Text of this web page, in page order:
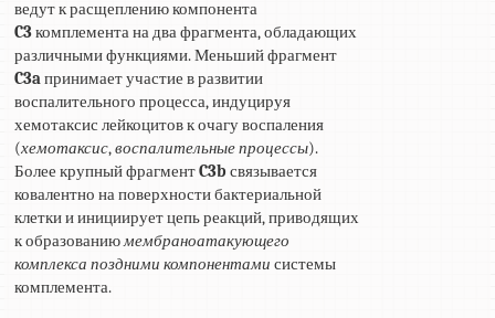
ведут к расщеплению компонента
C3комплемента на два фрагмента, обладающих
различными функциями. Меньший фрагмент
C3aпринимает участие в развитии
воспалительного процесса, индуцируя
хемотаксис лейкоцитов к очагу воспаления
(хемотаксис,воспалительные процессы).
Более крупный фрагментC3b связывается
ковалентно на поверхности бактериальной
клетки и инициирует цепь реакций, приводящих
к образованиюмембраноатакующего
комплекса поздними компонентами системы
комплемента.